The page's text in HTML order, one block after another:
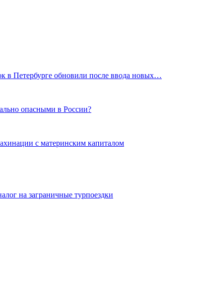
в Петербурге обновили после ввода новых…
опасными в России?
с материнским капиталом
на заграничные турпоездки